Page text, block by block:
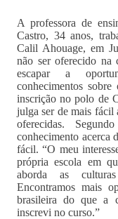
A professora de
Castro, 34 anos,
Calil Ahouage, em
não ser oferecido na
escapar a
conhecimentos
inscrição no polo de
julga ser de mais fácil
oferecidas.
conhecimento acerca
fácil. “O meu
própria escola em
aborda as
Encontramos mais
brasileira do que a
inscrevi no curso.”